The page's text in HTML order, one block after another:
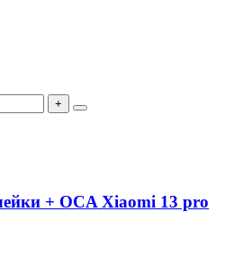
+
+ OCA Xiaomi 13 pro